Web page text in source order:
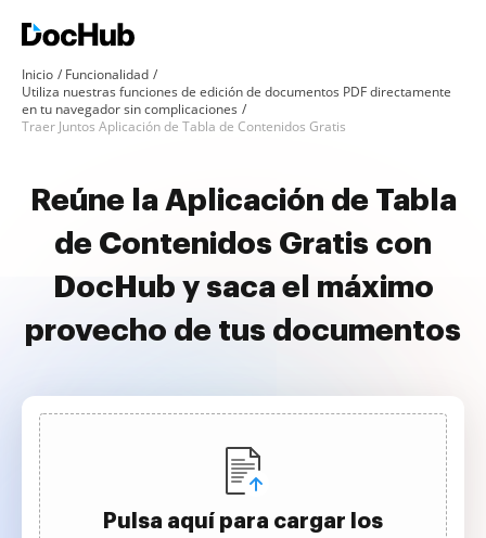
Inicio
Funcionalidad
Utiliza nuestras funciones de edición de documentos PDF directamente
en tu navegador sin complicaciones
Traer Juntos Aplicación de Tabla de Contenidos Gratis
Reúne la Aplicación de Tabla
de Contenidos Gratis con
DocHub y saca el máximo
provecho de tus documentos
Pulsa aquí para cargar los